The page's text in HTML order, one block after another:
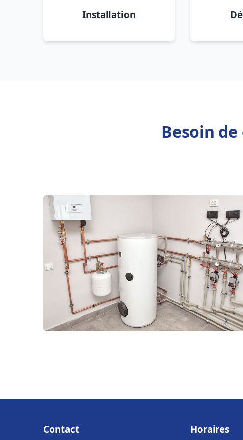
Installation
Besoin
Contact Horaires